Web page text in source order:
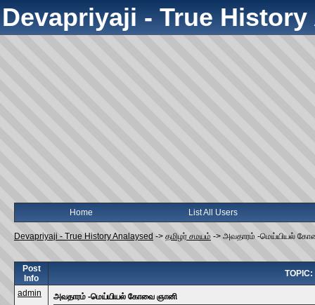
Devapriyaji - True
Home List All Users
Devapriyaji - True History Analaysed -> தமிழர் சமயம் -> அவதாரம் -மெய்யியல்
Post
Info
admin
அவதாரம் -மெய்யியல் கோவை ஞானி